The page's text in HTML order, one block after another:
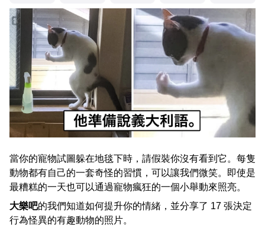
當你的寵物試圖躲在地毯下時，請假裝你沒有看到它。每隻
動物都有自己的一套奇怪的習慣，可以讓我們微笑。即使是
最糟糕的一天也可以通過寵物瘋狂的一個小舉動來照亮。
大樂吧的我們知道如何提升你的情緒，並分享了 17 張決定
行為怪異的有趣動物的照片。